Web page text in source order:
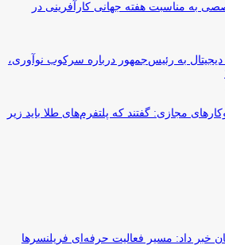
به مناسبت هفته جهانی کارآفرینی در
دیجیتال به رئیس‌جمهور درباره سرکوب نوآوری،
مجازی: گفتند که پلتفرم‌های طلا باید زیر
خبر داد: مسیر فعالیت حرفه‌ای فریلنسرها